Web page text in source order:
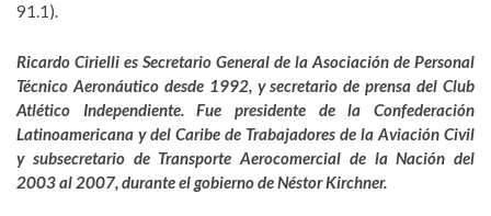
91.1).
Ricardo Cirielli es Secretario General de la Asociación de Personal
Técnico Aeronáutico desde 1992, y secretario de prensa del Club
Atlético Independiente. Fue presidente de la Confederación
Latinoamericana y del Caribe de Trabajadores de la Aviación Civil
y subsecretario de Transporte Aerocomercial de la Nación del
2003 al 2007, durante el gobierno de Néstor Kirchner.